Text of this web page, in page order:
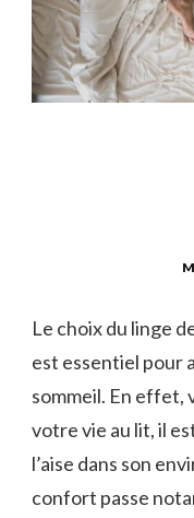
Le choix du linge
est essentiel pour
sommeil. En effet,
votre vie au lit, il
l’aise dans son
confort passe